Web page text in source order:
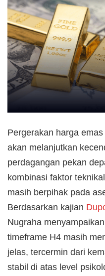
Pergerakan harga
akan melanjutkan
perdagangan pekan
kombinasi faktor
masih berpihak pada
Berdasarkan kajian
Nugraha
timeframe H4 masih
jelas, tercermin dari
stabil di atas level